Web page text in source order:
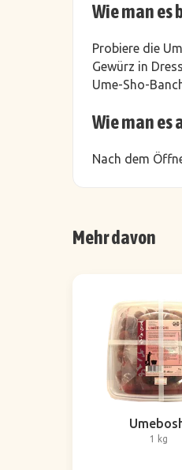
Wie man es
Probiere die
Gewürz in
Ume-Sho-
Wie man es
Nach dem
Mehr davon
1 kg